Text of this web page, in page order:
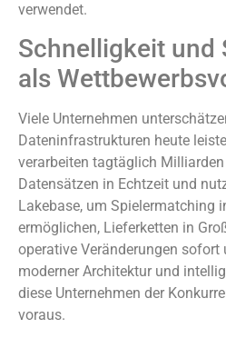
verwendet.
Schnelligkeit und
als
Viele Unternehmen
Dateninfrastrukturen heute
verarbeiten tagtäglich
Datensätzen in Echtzeit und
Lakebase, um Spielermatching
ermöglichen, Lieferketten in
operative Veränderungen sofort
moderner Architektur und
diese Unternehmen der
voraus.